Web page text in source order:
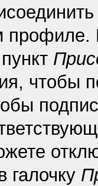
чтобы
галочку